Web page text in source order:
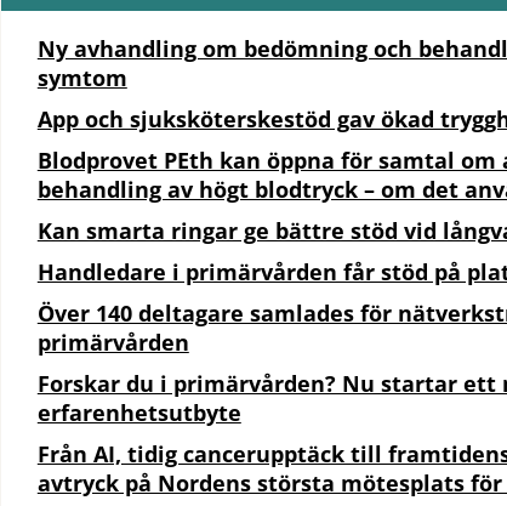
Ny avhandling om bedömning och
symtom
App och sjuksköterskestöd gav ökad
Blodprovet PEth kan öppna för samtal
behandling av högt blodtryck – om det
Kan smarta ringar ge bättre stöd vid
Handledare i primärvården får stöd på
Över 140 deltagare samlades för
primärvården
Forskar du i primärvården? Nu startar
erfarenhetsutbyte
Från AI, tidig cancerupptäck till
avtryck på Nordens största mötesplats